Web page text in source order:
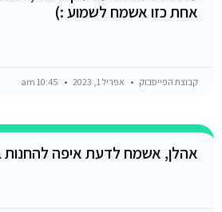
אחת כזו אשמח לשמוע :)
קבוצת הפייסבוק אפריל 1, 2023
אהלן, אשמח לדעת איפה להחנות